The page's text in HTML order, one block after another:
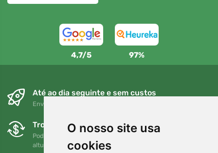
O nosso site usa
cookies
4,7/5 97%
Até ao dia seguinte e sem custos
Envio gratuito para encomendas superiores a 80 EUR
Trocas e devoluções gratuitas
Pode devolver ou trocar a sua encomenda em qualquer
altura no prazo de 90 dias